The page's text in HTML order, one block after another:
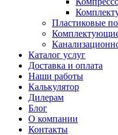
Пластиковые
Каталог услуг
Доставка и оплата
Наши работы
Калькулятор
Дилерам
Блог
О компании
Контакты